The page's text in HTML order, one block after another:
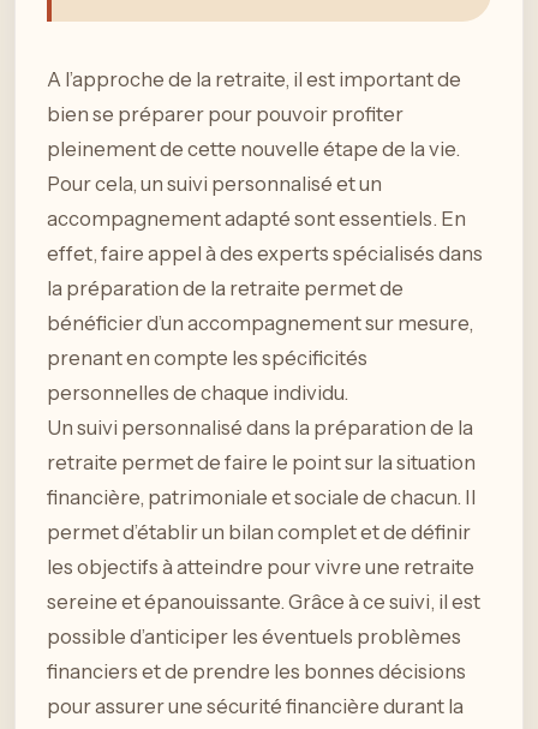
A l’approche de la retraite, il est important de
bien se préparer pour pouvoir profiter
pleinement de cette nouvelle étape de la vie.
Pour cela, un suivi personnalisé et un
accompagnement adapté sont essentiels. En
effet, faire appel à des experts spécialisés dans
la préparation de la retraite permet de
bénéficier d’un accompagnement sur mesure,
prenant en compte les spécificités
personnelles de chaque individu.
Un suivi personnalisé dans la préparation de la
retraite permet de faire le point sur la situation
financière, patrimoniale et sociale de chacun. Il
permet d’établir un bilan complet et de définir
les objectifs à atteindre pour vivre une retraite
sereine et épanouissante. Grâce à ce suivi, il est
possible d’anticiper les éventuels problèmes
financiers et de prendre les bonnes décisions
pour assurer une sécurité financière durant la